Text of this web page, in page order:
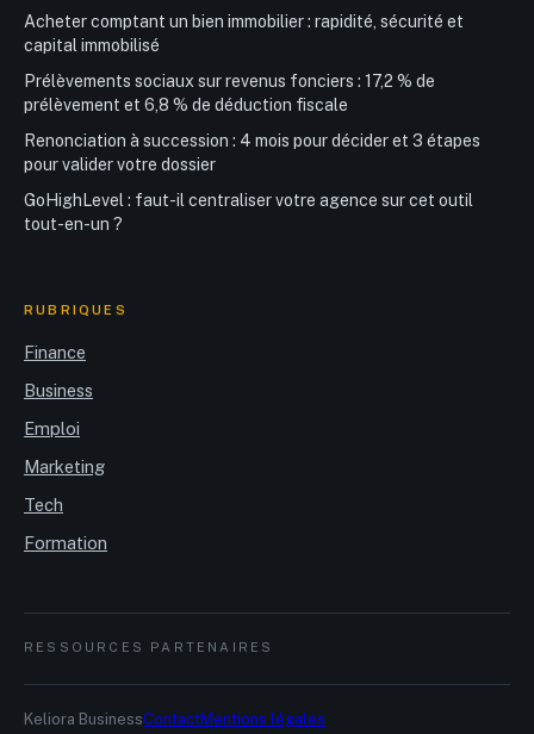
Acheter comptant un bien immobilier : rapidité, sécurité et
capital immobilisé
Prélèvements sociaux sur revenus fonciers : 17,2 % de
prélèvement et 6,8 % de déduction fiscale
Renonciation à succession : 4 mois pour décider et 3 étapes
pour valider votre dossier
GoHighLevel : faut-il centraliser votre agence sur cet outil
tout-en-un ?
RUBRIQUES
Finance
Business
Emploi
Marketing
Tech
Formation
RESSOURCES PARTENAIRES
Keliora BusinessContactMentions légales